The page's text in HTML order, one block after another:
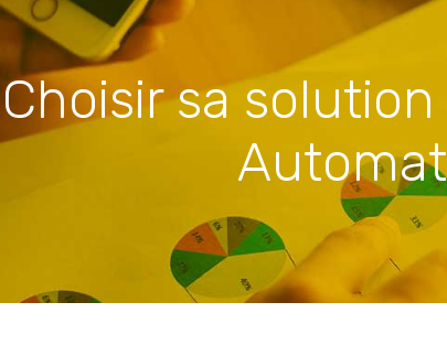
Choisir sa